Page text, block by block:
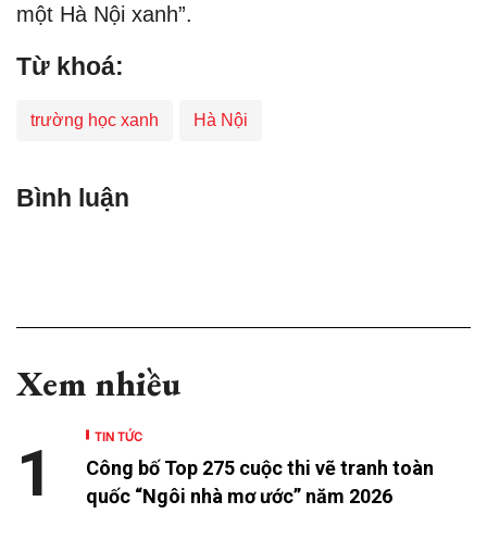
một Hà Nội xanh”.
Từ khoá:
trường học xanh Hà Nội
Bình luận
Xem nhiều
TIN TỨC
Công bố Top 275 cuộc thi vẽ tranh toàn
quốc “Ngôi nhà mơ ước” năm 2026
1